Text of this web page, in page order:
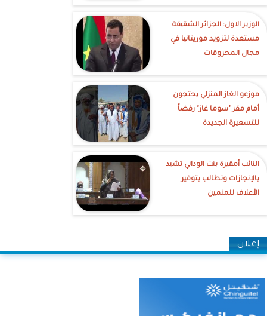
الوزير الاول: الجزائر الشقيقة
مستعدة لتزويد موريتانيا في
مجال المحروقات
موزعو الغاز المنزلي يحتجون
أمام مقر "سوما غاز" رفضاً
للتسعيرة الجديدة
النائب أمقيرة بنت الوداني تشيد
بالإنجازات وتطالب بتوفير
الأعلاف للمنمين
إعلان